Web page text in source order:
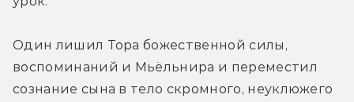
Один лишил Тора божественной силы,
воспоминаний и Мьёльнира и переместил
сознание сына в тело скромного, неуклюжего